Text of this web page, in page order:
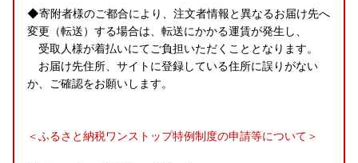
◆寄附者様のご都合により、注文者情報と異なるお届け先へ
変更（転送）する場合は、転送にかかる運賃が発生し、
受取人様が着払いにてご負担いただくこととなります。
お届け先住所、サイトに登録している住所に誤りがない
か、ご確認をお願いします。
＜ふるさと納税ワンストップ特例制度の申請等について＞